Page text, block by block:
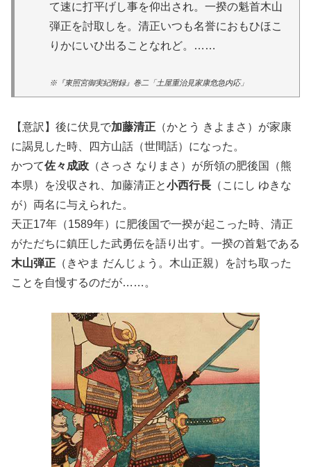
て速に打平げし事を仰出され。一揆の魁首木山
弾正を討取しを。清正いつも名誉におもひほこ
りかにいひ出ることなれど。……
※『東照宮御実紀附録』巻二「土屋重治見家康危急内応」
【意訳】後に伏見で加藤清正 （かとう きよまさ）が家康
に謁見した時、四方山話（世間話）になった。
かつて佐々成政 （さっさ なりまさ）が所領の肥後国（熊
本県）を没収され、加藤清正と小西行長 （こにし ゆきな
が）両名に与えられた。
天正17年（1589年）に肥後国で一揆が起こった時、清正
がただちに鎮圧した武勇伝を語り出す。一揆の首魁である
木山弾正 （きやま だんじょう。木山正親）を討ち取った
ことを自慢するのだが……。